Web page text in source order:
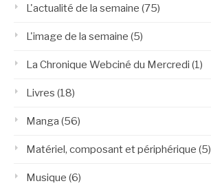
L'actualité de la semaine (75)
L'image de la semaine (5)
La Chronique Webciné du Mercredi (1)
Livres (18)
Manga (56)
Matériel, composant et périphérique (5)
Musique (6)